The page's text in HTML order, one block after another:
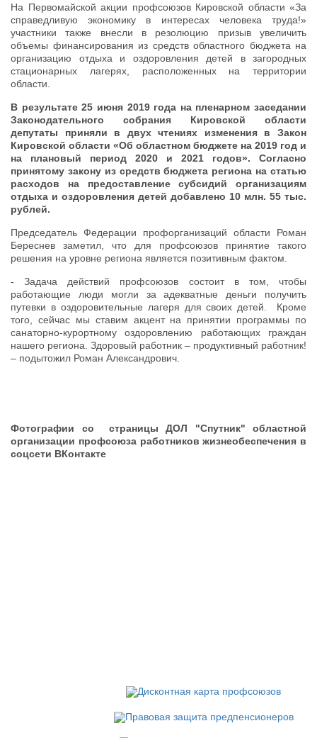
На Первомайской акции профсоюзов Кировской области «За
справедливую экономику в интересах человека труда!»
участники также внесли в резолюцию призыв увеличить
объемы финансирования из средств областного бюджета на
организацию отдыха и оздоровления детей в загородных
стационарных лагерях, расположенных на территории
области.
В результате 25 июня 2019 года на пленарном заседании
Законодательного собрания Кировской области
депутаты приняли в двух чтениях изменения в Закон
Кировской области «Об областном бюджете на 2019 год и
на плановый период 2020 и 2021 годов». Согласно
принятому закону из средств бюджета региона на статью
расходов на предоставление субсидий организациям
отдыха и оздоровления детей добавлено 10 млн. 55 тыс.
рублей.
Председатель Федерации профорганизаций области Роман
Береснев заметил, что для профсоюзов принятие такого
решения на уровне региона является позитивным фактом.
- Задача действий профсоюзов состоит в том, чтобы
работающие люди могли за адекватные деньги получить
путевки в оздоровительные лагеря для своих детей. Кроме
того, сейчас мы ставим акцент на принятии программы по
санаторно-курортному оздоровлению работающих граждан
нашего региона. Здоровый работник – продуктивный работник!
– подытожил Роман Александрович.
Фотографии со страницы ДОЛ "Спутник" областной
организации профсоюза работников жизнеобеспечения в
соцсети ВКонтакте